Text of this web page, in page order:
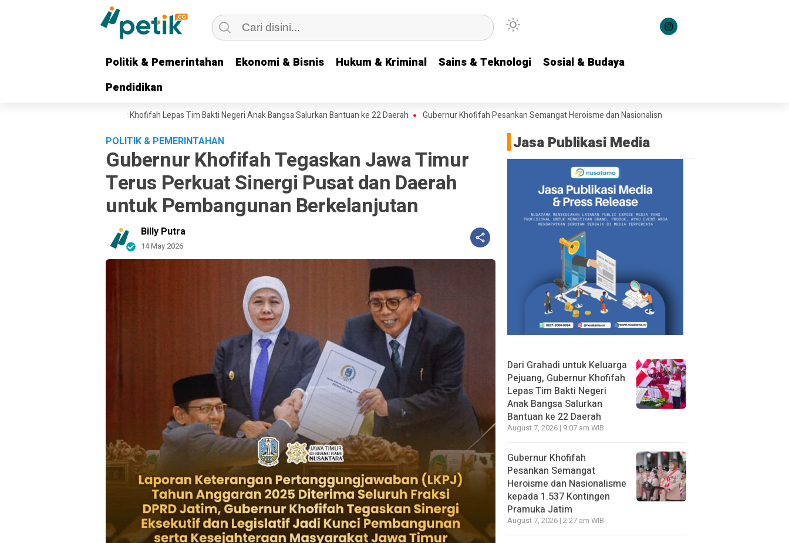
Politik & Pemerintahan Ekonomi & Bisnis Hukum & Kriminal Sains & Teknologi
Sosial & Budaya
Pendidikan
Politik & Pemerintahan Ekonomi & Bisnis Hukum & Kriminal Sains & Teknologi
Sosial & Budaya
Pendidikan
Pejuang, Gubernur Khofifah Lepas Tim Bakti Negeri Anak Bangsa Salurkan Bantuan ke 22 Daerah Gubernur Khofifah Pesankan Semangat Heroisme dan Nasionalisme kepada 1.537 Kontingen Pramuka Jatim
POLITIK & PEMERINTAHAN
Gubernur Khofifah Tegaskan Jawa Timur
Terus Perkuat Sinergi Pusat dan Daerah
untuk Pembangunan Berkelanjutan
Billy Putra
14 May 2026
Jasa Publikasi Media
Dari Grahadi untuk Keluarga
Pejuang, Gubernur Khofifah
Lepas Tim Bakti Negeri
Anak Bangsa Salurkan
Bantuan ke 22 Daerah
August 7, 2026 | 9:07 am WIB
Gubernur Khofifah
Pesankan Semangat
Heroisme dan Nasionalisme
kepada 1.537 Kontingen
Pramuka Jatim
August 7, 2026 | 2:27 am WIB